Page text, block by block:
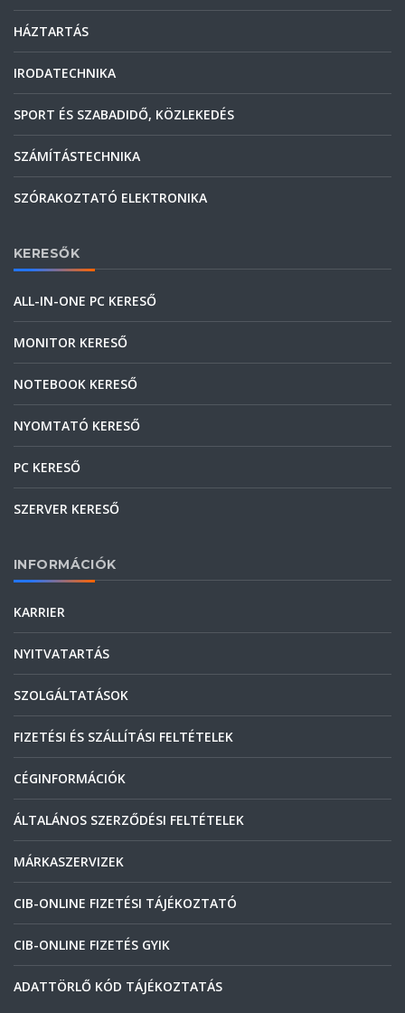
HÁZTARTÁS
IRODATECHNIKA
SPORT ÉS SZABADIDŐ, KÖZLEKEDÉS
SZÁMÍTÁSTECHNIKA
SZÓRAKOZTATÓ ELEKTRONIKA
KERESŐK
ALL-IN-ONE PC KERESŐ
MONITOR KERESŐ
NOTEBOOK KERESŐ
NYOMTATÓ KERESŐ
PC KERESŐ
SZERVER KERESŐ
INFORMÁCIÓK
KARRIER
NYITVATARTÁS
SZOLGÁLTATÁSOK
FIZETÉSI ÉS SZÁLLÍTÁSI FELTÉTELEK
CÉGINFORMÁCIÓK
ÁLTALÁNOS SZERZŐDÉSI FELTÉTELEK
MÁRKASZERVIZEK
CIB-ONLINE FIZETÉSI TÁJÉKOZTATÓ
CIB-ONLINE FIZETÉS GYIK
ADATTÖRLŐ KÓD TÁJÉKOZTATÁS